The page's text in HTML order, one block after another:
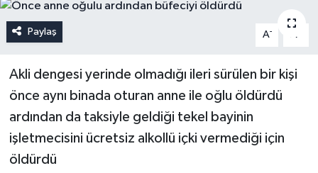
Paylaş A- A
Akli dengesi yerinde olmadığı ileri sürülen bir kişi
önce aynı binada oturan anne ile oğlu öldürdü
ardından da taksiyle geldiği tekel bayinin
işletmecisini ücretsiz alkollü içki vermediği için
öldürdü